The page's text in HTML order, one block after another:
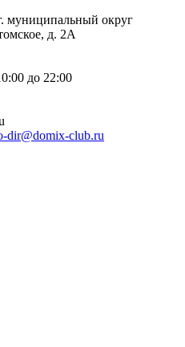
муниципальный округ
д. 2А
до 22:00
dir@domix-club.ru